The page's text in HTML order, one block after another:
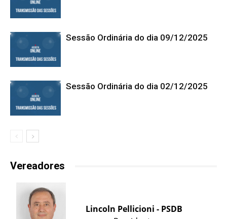
Sessão Ordinária do dia 09/12/2025
Sessão Ordinária do dia 02/12/2025
Vereadores
Lincoln Pellicioni - PSDB